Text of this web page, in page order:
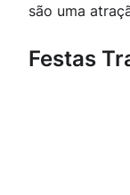
são uma
Festas